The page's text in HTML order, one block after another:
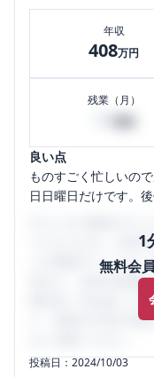
年収
408万円
残業（月）
良い点
ものすごく忙しいの
日日曜日だけです。
1
無料会
うになります。
ミの投稿サイトです
判など、女性の転職
輩社員（元社員）の
り、将来の不安や現
投稿日：2024/10/03